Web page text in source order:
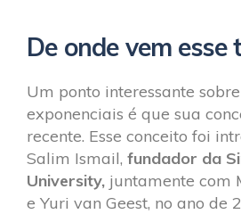
De onde vem esse
Um ponto interessante
exponenciais é que sua
recente. Esse conceito foi
Salim Ismail, fundador da
University, juntamente com
e Yuri van Geest, no ano de